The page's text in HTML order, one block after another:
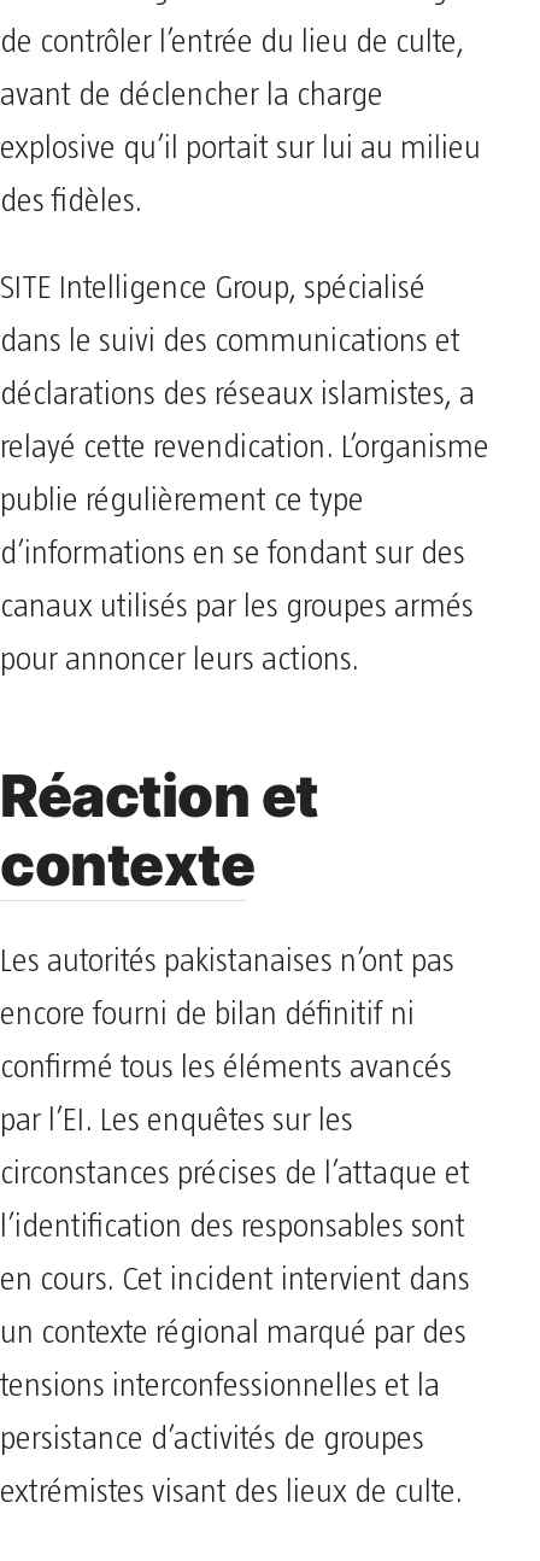
de contrôler l’entrée du lieu de culte,
avant de déclencher la charge
explosive qu’il portait sur lui au milieu
des fidèles.
SITE Intelligence Group, spécialisé
dans le suivi des communications et
déclarations des réseaux islamistes, a
relayé cette revendication. L’organisme
publie régulièrement ce type
d’informations en se fondant sur des
canaux utilisés par les groupes armés
pour annoncer leurs actions.
Réaction et
contexte
Les autorités pakistanaises n’ont pas
encore fourni de bilan définitif ni
confirmé tous les éléments avancés
par l’EI. Les enquêtes sur les
circonstances précises de l’attaque et
l’identification des responsables sont
en cours. Cet incident intervient dans
un contexte régional marqué par des
tensions interconfessionnelles et la
persistance d’activités de groupes
extrémistes visant des lieux de culte.